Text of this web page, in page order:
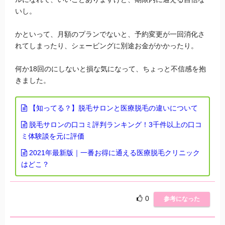
いし。
かといって、月額のプランでないと、予約変更が一回消化さ
れてしまったり、シェービングに別途お金がかかったり。
何か18回のにしないと損な気になって、ちょっと不信感を抱
きました。
【知ってる？】脱毛サロンと医療脱毛の違いについて
脱毛サロンの口コミ評判ランキング！3千件以上の口コ
ミ体験談を元に評価
2021年最新版｜一番お得に通える医療脱毛クリニック
はどこ？
0 参考になった